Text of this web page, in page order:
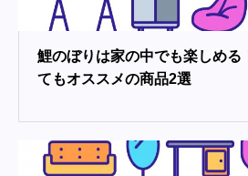
鯉のぼりは家の中でも楽しめる
てもオススメの商品2選